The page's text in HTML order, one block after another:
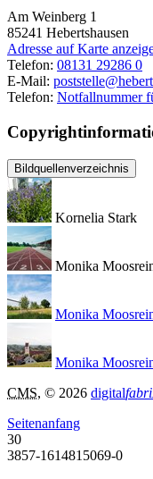
Am Weinberg 1
85241 Hebertshausen
Adresse auf Karte
Telefon: 08131 29286 0
E-Mail:
Telefon: Notfallnummer
Bildquellenverzeichnis
Kornelia Stark
Monika
Monika
Monika
CMS, © 2026 digital
Seitenanfang
30
3857-1614815069-0